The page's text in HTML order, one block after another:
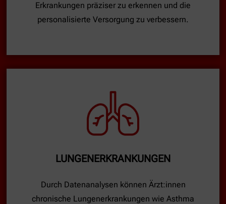
Erkrankungen präziser zu erkennen und die
personalisierte Versorgung zu verbessern.
LUNGENERKRANKUNGEN
Durch Datenanalysen können Ärzt:innen
chronische Lungenerkrankungen wie Asthma